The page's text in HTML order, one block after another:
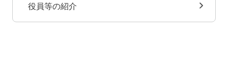
役員等の紹介